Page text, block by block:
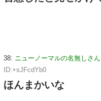
38: ニューノーマルの名無しさん
ID:+sJFcdYb0
ほんまかいな